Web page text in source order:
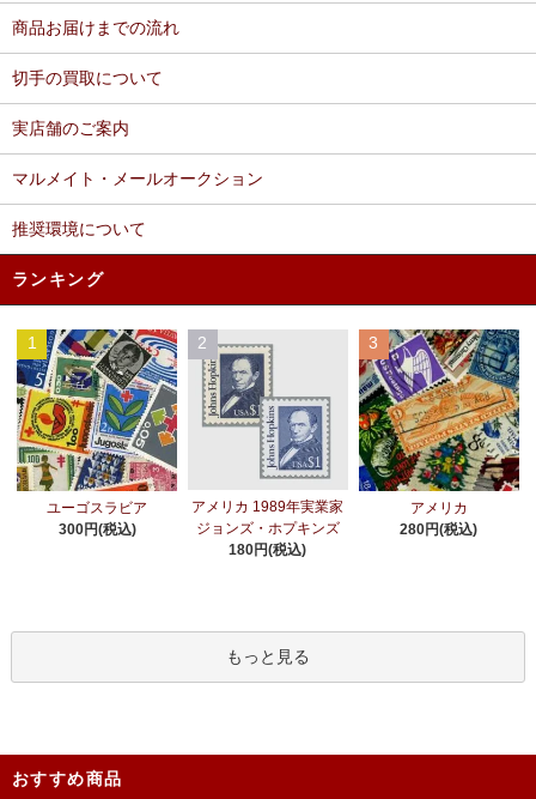
商品お届けまでの流れ
切手の買取について
実店舗のご案内
マルメイト・メールオークション
推奨環境について
ランキング
1
ユーゴスラビア
300円(税込)
2
アメリカ 1989年実業家
ジョンズ・ホプキンズ
180円(税込)
3
アメリカ
280円(税込)
もっと見る
おすすめ商品